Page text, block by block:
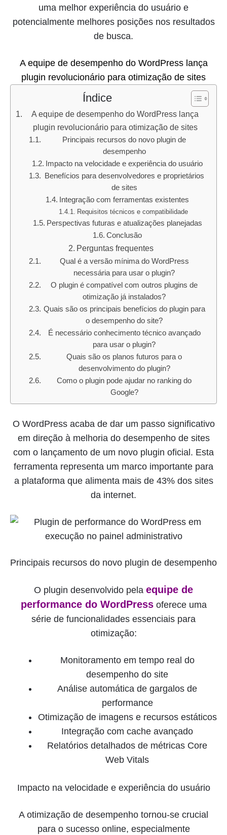
uma melhor experiência do usuário e
potencialmente melhores posições nos resultados
de busca.
A equipe de desempenho do WordPress lança
plugin revolucionário para otimização de sites
Índice
A equipe de desempenho do WordPress lança
plugin revolucionário para otimização de sites
Principais recursos do novo plugin de
desempenho
Impacto na velocidade e experiência do usuário
Benefícios para desenvolvedores e proprietários
de sites
Integração com ferramentas existentes
Requisitos técnicos e compatibilidade
Perspectivas futuras e atualizações planejadas
Conclusão
Perguntas frequentes
Qual é a versão mínima do WordPress
necessária para usar o plugin?
O plugin é compatível com outros plugins de
otimização já instalados?
Quais são os principais benefícios do plugin para
o desempenho do site?
É necessário conhecimento técnico avançado
para usar o plugin?
Quais são os planos futuros para o
desenvolvimento do plugin?
Como o plugin pode ajudar no ranking do
Google?
O WordPress acaba de dar um passo significativo
em direção à melhoria do desempenho de sites
com o lançamento de um novo plugin oficial. Esta
ferramenta representa um marco importante para
a plataforma que alimenta mais de 43% dos sites
da internet.
Principais recursos do novo plugin de desempenho
O plugin desenvolvido pela equipe de
performance do WordPressoferece uma
série de funcionalidades essenciais para
otimização:
Monitoramento em tempo real do
desempenho do site
Análise automática de gargalos de
performance
Otimização de imagens e recursos estáticos
Integração com cache avançado
Relatórios detalhados de métricas Core
Web Vitals
Impacto na velocidade e experiência do usuário
A otimização de desempenho tornou-se crucial
para o sucesso online, especialmente